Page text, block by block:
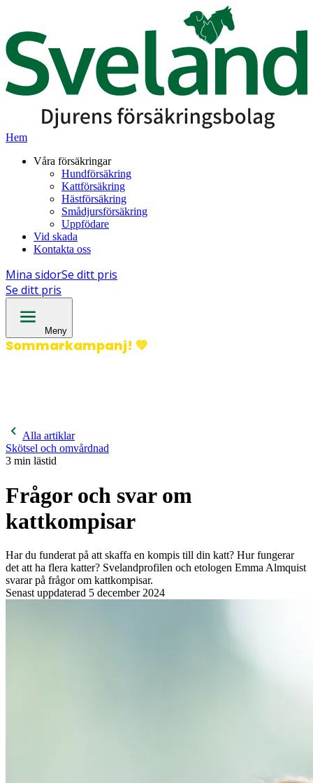
Hem
Våra försäkringar
Hundförsäkring
Kattförsäkring
Hästförsäkring
Smådjursförsäkring
Uppfödare
Vid skada
Kontakta oss
Mina sidorSe ditt pris
Se ditt pris
Meny
Sommarkampanj! 💚
Alla artiklar
Skötsel och omvårdnad
3 min lästid
Frågor och svar om
kattkompisar
Har du funderat på att skaffa en kompis till din katt? Hur fungerar
det att ha flera katter? Svelandprofilen och etologen Emma Almquist
svarar på frågor om kattkompisar.
Senast uppdaterad 5 december 2024